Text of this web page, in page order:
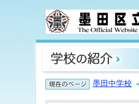
墨田中学校